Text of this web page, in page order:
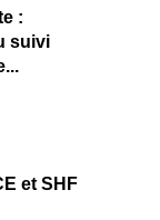
:
suivi
et SHF